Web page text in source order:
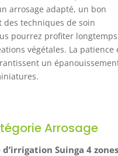
arrosage adapté, un bon
des techniques de soin
pourrez profiter longtemps
végétales. La patience
un
Arrosage
Suinga 4